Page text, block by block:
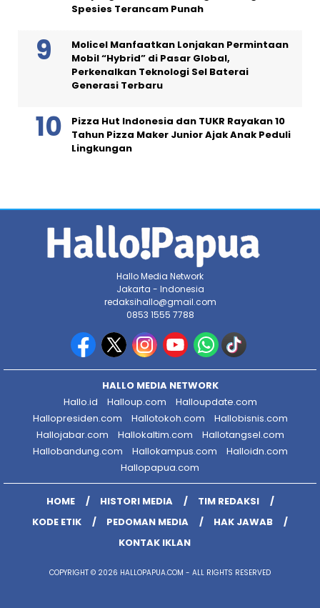
Spesies Terancam Punah
Molicel Manfaatkan Lonjakan Permintaan
Mobil “Hybrid” di Pasar Global,
Perkenalkan Teknologi Sel Baterai
Generasi Terbaru
Pizza Hut Indonesia dan TUKR Rayakan 10
Tahun Pizza Maker Junior Ajak Anak Peduli
Lingkungan
Hallo Media Network
Jakarta - Indonesia
redaksihallo@gmail.com
0853 1555 7788
HALLO MEDIA NETWORK
Hallo.id
Halloup.com
Halloupdate.com
Hallopresiden.com
Hallotokoh.com
Hallobisnis.com
Hallojabar.com
Hallokaltim.com
Hallotangsel.com
Hallobandung.com
Hallokampus.com
Halloidn.com
Hallopapua.com
HOME HISTORI MEDIA
TIM REDAKSI
KODE ETIK
PEDOMAN MEDIA
HAK JAWAB
KONTAK IKLAN
COPYRIGHT © 2026 HALLOPAPUA.COM - ALL RIGHTS RESERVED